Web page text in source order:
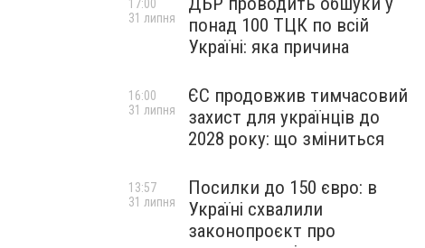
понад 100 ТЦК по всій
Україні: яка причина
17:00
31 липня
ЄС продовжив тимчасовий
захист для українців до
2028 року: що зміниться
16:00
31 липня
Посилки до 150 євро: в
Україні схвалили
законопроєкт про
13:57
31 липня